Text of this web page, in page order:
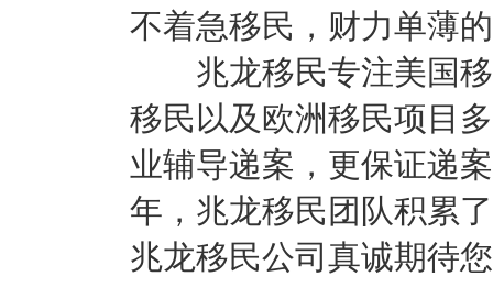
不着急移民，财力单薄
兆龙移民专注美国移
移民以及欧洲移民项目
业辅导递案，更保证递
年，兆龙移民团队积累
兆龙移民公司真诚期待